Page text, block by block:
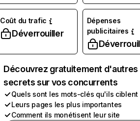
Coût du trafic
Déverrouiller
Dépenses
publicitaires
Découvrez gratuitement d'autres
secrets sur vos concurrents
Quels sont les mots-clés qu'ils ciblent
Leurs pages les plus importantes
Comment ils monétisent leur site